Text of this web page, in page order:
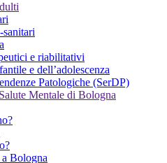
sanitari
e riabilitativi
e dell’adolescenza
Patologiche (SerDP)
Mentale di Bologna
Bologna